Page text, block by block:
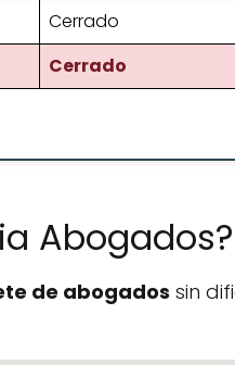
Cerrado
Cerrado
Abogados?
de abogados sin